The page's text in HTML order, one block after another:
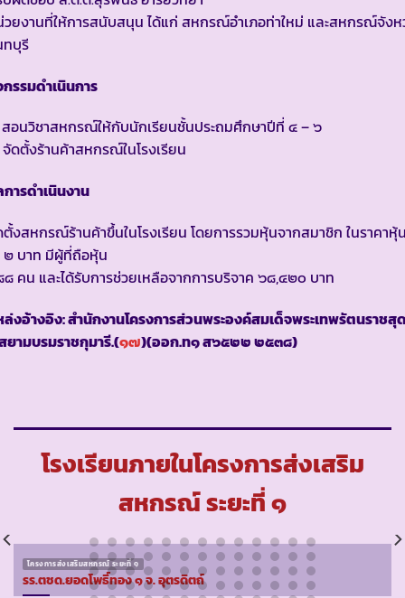
ยงานที่ให้การสนับสนุน ได้แก่ สหกรณ์อำเภอท่าใหม่ และสหกรณ์จัง
บุรี
รรมดำเนินการ
อนวิชาสหกรณ์ให้กับนักเรียนชั้นประถมศึกษาปีที่ ๔ – ๖
ดตั้งร้านค้าสหกรณ์ในโรงเรียน
ารดำเนินงาน
งสหกรณ์ร้านค้าขึ้นในโรงเรียน โดยการรวมหุ้นจากสมาชิก ในราคาหุ้
๒ บาท มีผู้ที่ถือหุ้น
คน และได้รับการช่วยเหลือจากการบริจาค ๖๘,๔๒๐ บาท
งอ้างอิง: สำนักงานโครงการส่วนพระองค์สมเด็จพระเทพรัตนราชสุ
ยามบรมราชกุมารี.(๑๗)(ออก.ท๑ ส๖๕๒๒ ๒๕๓๘)
โรงเรียนภายในโครงการส่งเสริม
สหกรณ์ ระยะที่ ๑
โครงการส่งเสริมสหกรณ์ ระยะที่ ๑
รร.ตชด.ยอดโพธิ์ทอง ๑ จ. อุตรดิตถ์